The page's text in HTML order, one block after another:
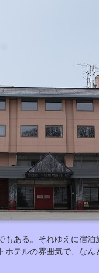
もある。それゆえに宿
テルの雰囲気で、な